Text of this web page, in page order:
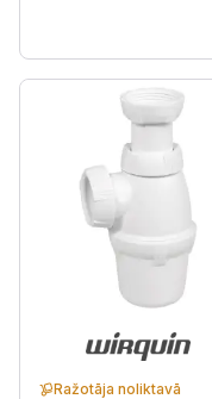
Ražotāja noliktavā